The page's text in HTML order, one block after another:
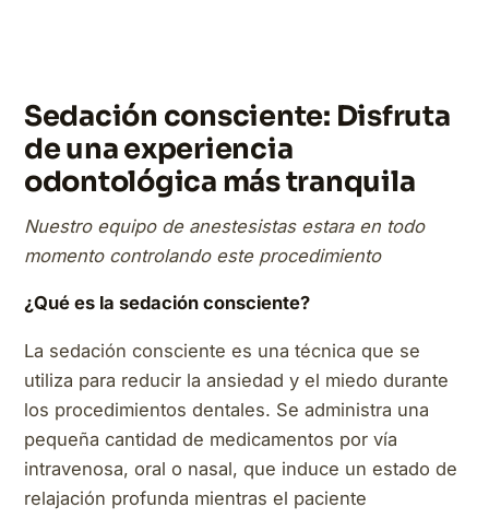
Sedación consciente: Disfruta
de una experiencia
odontológica más tranquila
Nuestro equipo de anestesistas estara en todo
momento controlando este procedimiento
¿Qué es la sedación consciente?
La sedación consciente es una técnica que se
utiliza para reducir la ansiedad y el miedo durante
los procedimientos dentales. Se administra una
pequeña cantidad de medicamentos por vía
intravenosa, oral o nasal, que induce un estado de
relajación profunda mientras el paciente